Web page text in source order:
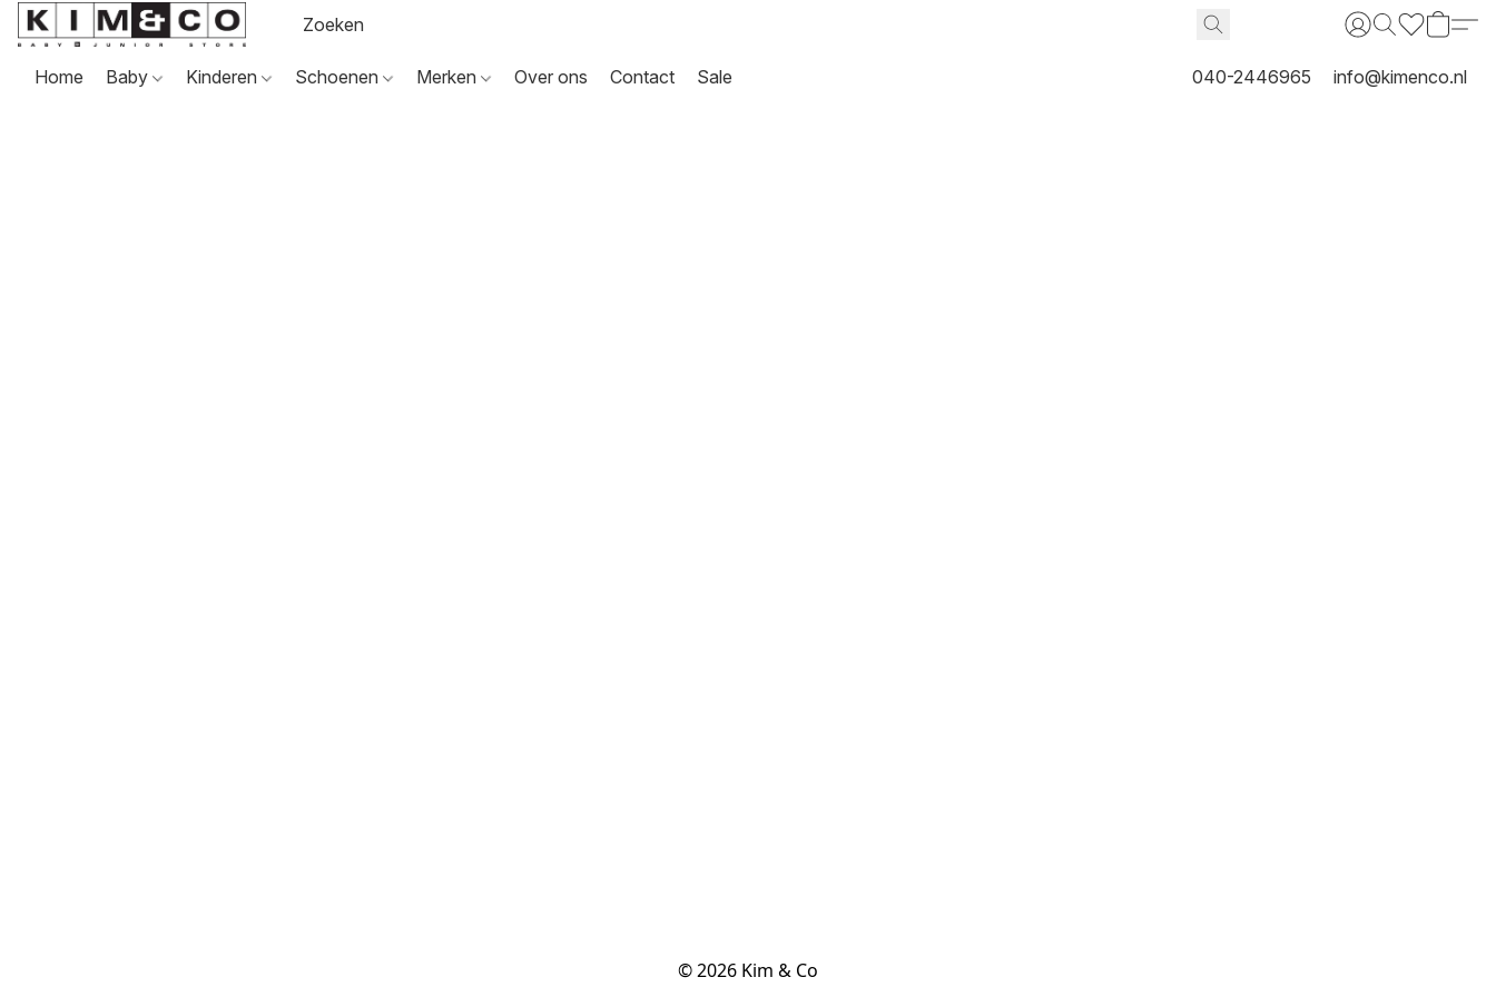
Home Baby Kinderen Schoenen Merken Over ons Contact Sale 040-2446965 info@kimenco.nl
© 2026 Kim & Co